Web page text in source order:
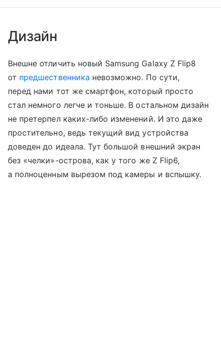
Дизайн
Внешне отличить новый Samsung Galaxy Z Flip8
от предшественника невозможно. По сути,
перед нами тот же смартфон, который просто
стал немного легче и тоньше. В остальном дизайн
не претерпел каких-либо изменений. И это даже
простительно, ведь текущий вид устройства
доведен до идеала. Тут большой внешний экран
без «челки»-острова, как у того же Z Flip6,
а полноценным вырезом под камеры и вспышку.